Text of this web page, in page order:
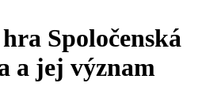
Spoločenská
a jej význam